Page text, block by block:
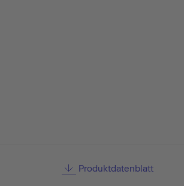
Produktdatenblatt